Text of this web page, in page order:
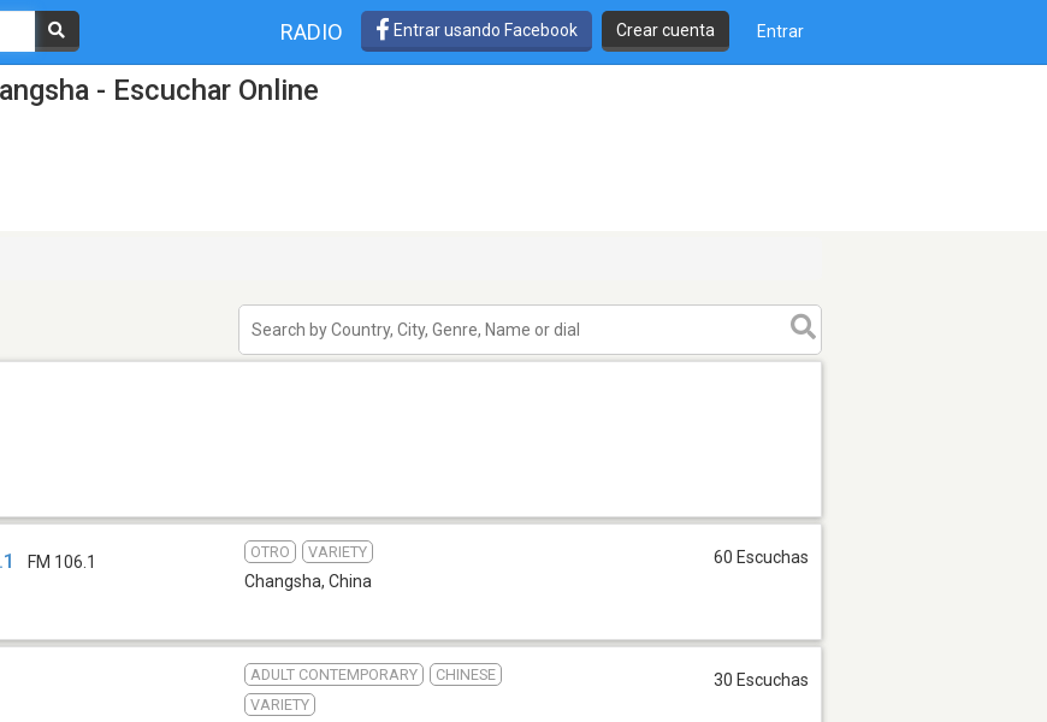
RADIO Entrar usando Facebook Crear cuenta Entrar
- Escuchar Online
FM 106.1
OTRO VARIETY
Changsha, China
60 Escuchas
ADULT CONTEMPORARY
CHINESE
VARIETY
30 Escuchas